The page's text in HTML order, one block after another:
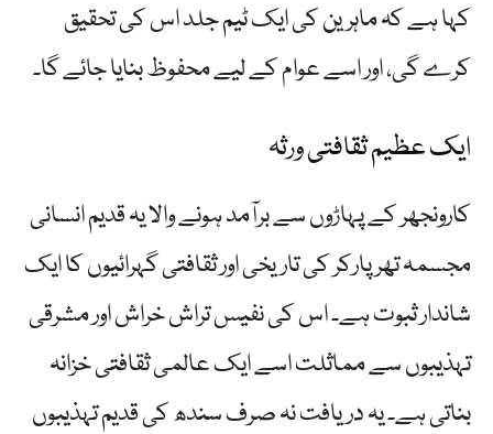
کہا ہے کہ ماہرین کی ایک ٹیم جلد اس کی تحقیق
کرے گی، اور اسے عوام کے لیے محفوظ بنایا جائے گا۔
ایک عظیم ثقافتی ورثہ
کارونجھر کے پہاڑوں سے برآمد ہونے والا یہ قدیم انسانی
مجسمہ تھرپارکر کی تاریخی اور ثقافتی گہرائیوں کا ایک
شاندار ثبوت ہے۔ اس کی نفیس تراش خراش اور مشرقی
تہذیبوں سے مماثلت اسے ایک عالمی ثقافتی خزانہ
بناتی ہے۔ یہ دریافت نہ صرف سندھ کی قدیم تہذیبوں